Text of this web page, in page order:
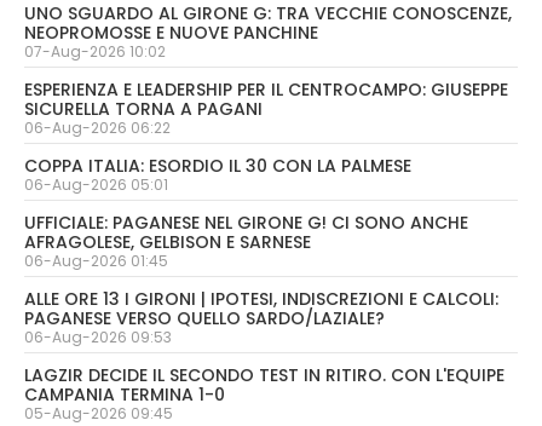
UNO SGUARDO AL GIRONE G: TRA VECCHIE CONOSCENZE,
NEOPROMOSSE E NUOVE PANCHINE
07-Aug-2026 10:02
ESPERIENZA E LEADERSHIP PER IL CENTROCAMPO: GIUSEPPE
SICURELLA TORNA A PAGANI
06-Aug-2026 06:22
COPPA ITALIA: ESORDIO IL 30 CON LA PALMESE
06-Aug-2026 05:01
UFFICIALE: PAGANESE NEL GIRONE G! CI SONO ANCHE
AFRAGOLESE, GELBISON E SARNESE
06-Aug-2026 01:45
ALLE ORE 13 I GIRONI | IPOTESI, INDISCREZIONI E CALCOLI:
PAGANESE VERSO QUELLO SARDO/LAZIALE?
06-Aug-2026 09:53
LAGZIR DECIDE IL SECONDO TEST IN RITIRO. CON L'EQUIPE
CAMPANIA TERMINA 1-0
05-Aug-2026 09:45